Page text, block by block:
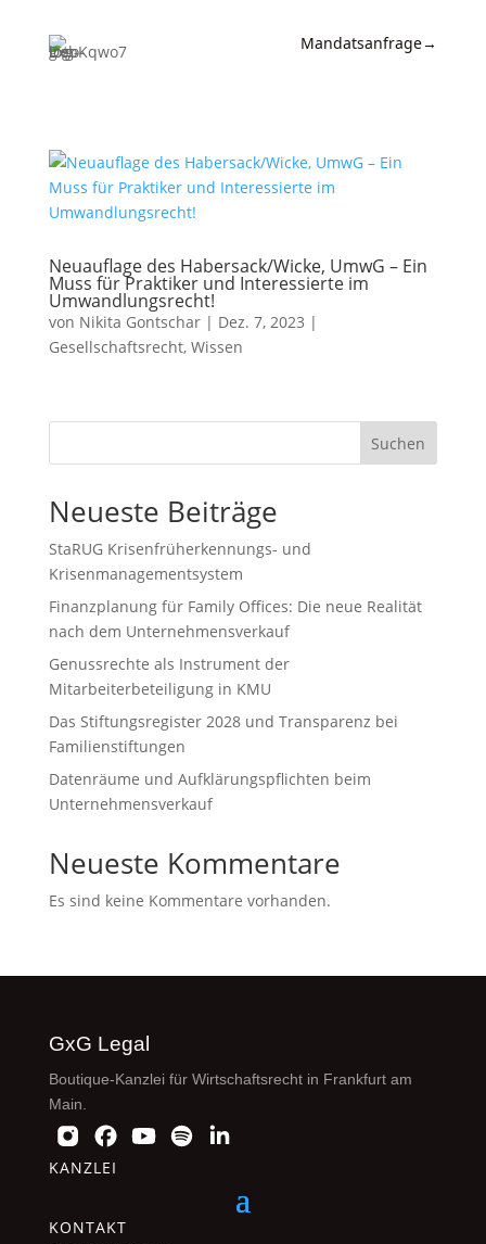
Insights
Referenzen
Mandatsanfrage→
Neuauflage des Habersack/Wicke, UmwG – Ein
Muss für Praktiker und Interessierte im
Umwandlungsrecht!
von Nikita Gontschar| Dez. 7, 2023 |
Gesellschaftsrecht, Wissen
Suchen
Neueste Beiträge
StaRUG Krisenfrüherkennungs- und
Krisenmanagementsystem
Finanzplanung für Family Offices: Die neue Realität
nach dem Unternehmensverkauf
Genussrechte als Instrument der
Mitarbeiterbeteiligung in KMU
Das Stiftungsregister 2028 und Transparenz bei
Familienstiftungen
Datenräume und Aufklärungspflichten beim
Unternehmensverkauf
Neueste Kommentare
Es sind keine Kommentare vorhanden.
GxG Legal
Boutique-Kanzlei für Wirtschaftsrecht in Frankfurt am
Main.
KANZLEI
KONTAKT